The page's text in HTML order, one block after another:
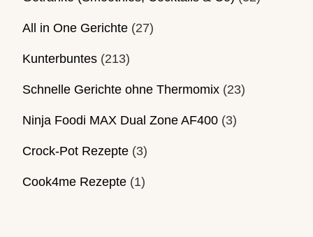
All in One Gerichte (27)
Kunterbuntes (213)
Schnelle Gerichte ohne Thermomix (23)
Ninja Foodi MAX Dual Zone AF400 (3)
Crock-Pot Rezepte (3)
Cook4me Rezepte (1)